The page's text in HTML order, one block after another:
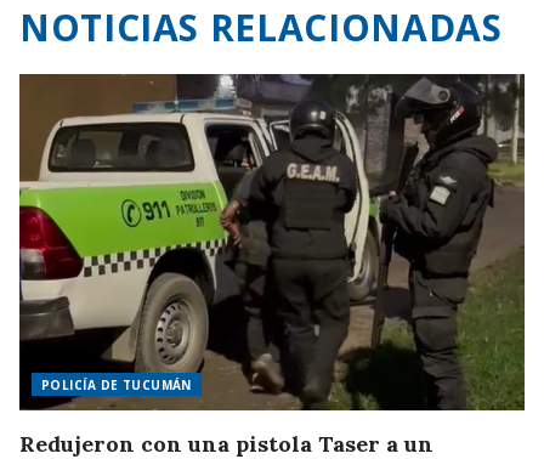
NOTICIAS RELACIONADAS
POLICÍA DE TUCUMÁN
Redujeron con una pistola Taser a un